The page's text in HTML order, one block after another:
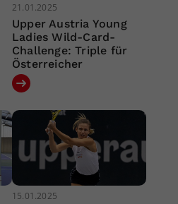
21.01.2025
Upper Austria Young
Ladies Wild-Card-
Challenge: Triple für
Österreicher
15.01.2025